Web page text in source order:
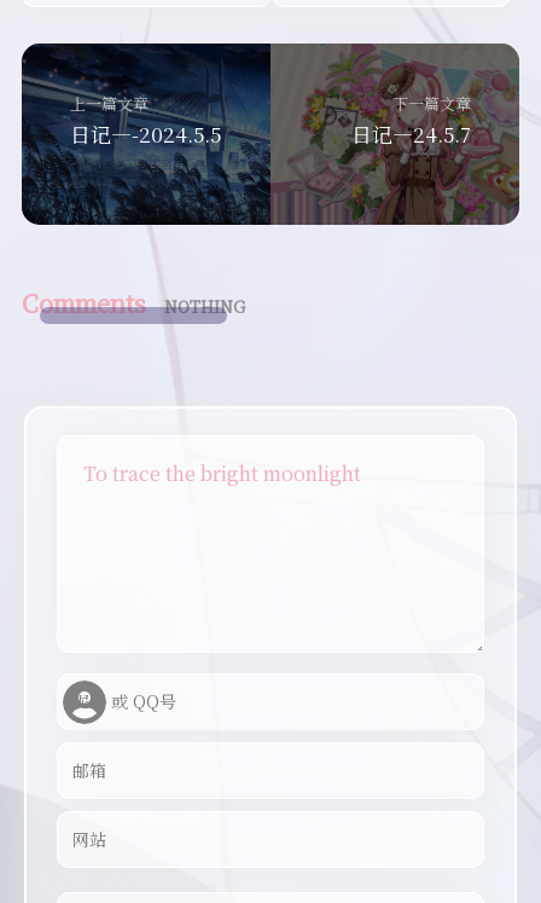
上一篇文章
日记—-2024.5.5
下一篇文章
日记—24.5.7
Comments NOTHING
To trace the bright moonlight